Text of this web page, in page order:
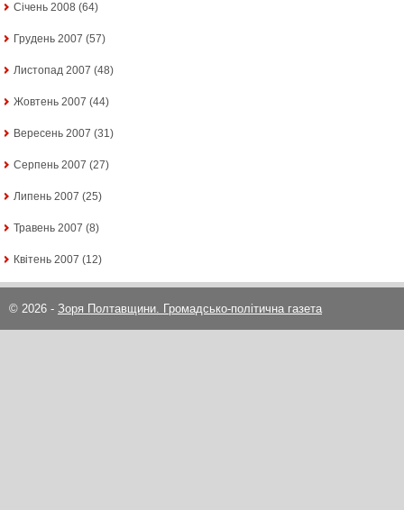
Січень 2008 (64)
Грудень 2007 (57)
Листопад 2007 (48)
Жовтень 2007 (44)
Вересень 2007 (31)
Серпень 2007 (27)
Липень 2007 (25)
Травень 2007 (8)
Квітень 2007 (12)
© 2026 - Зоря Полтавщини. Громадсько-політична газета